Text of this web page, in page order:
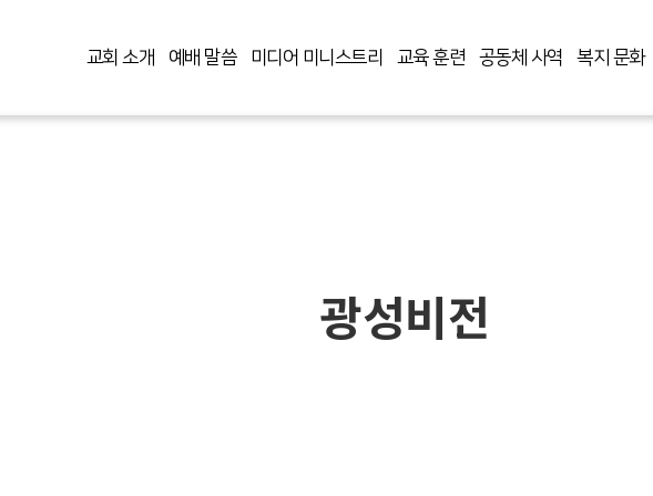
교회 소개 예배 말씀 미디어 미니스트리 교육 훈련 공동체 사역 복지 문화
광성비전